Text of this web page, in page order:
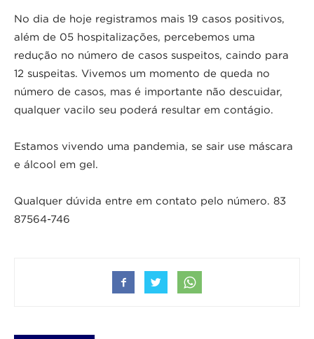
No dia de hoje registramos mais 19 casos positivos,
além de 05 hospitalizações, percebemos uma
redução no número de casos suspeitos, caindo para
12 suspeitas. Vivemos um momento de queda no
número de casos, mas é importante não descuidar,
qualquer vacilo seu poderá resultar em contágio.
Estamos vivendo uma pandemia, se sair use máscara
e álcool em gel.
Qualquer dúvida entre em contato pelo número. 83
87564-746